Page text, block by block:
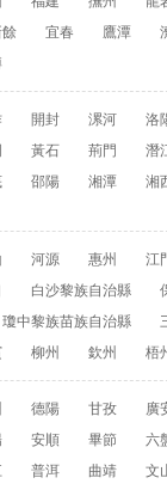
餘 宜春 鷹潭
開封 漯河
洛
黃石 荊門
潛
邵陽 湘潭 湘
河源 惠州
江
白沙黎族自治縣
瓊中黎族苗族自治縣
柳州 欽州 梧
德陽 甘孜
廣
安順 畢節
六
普洱 曲靖 文